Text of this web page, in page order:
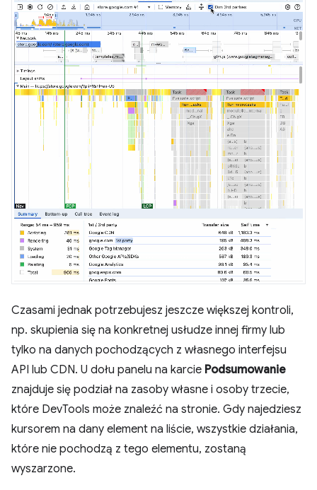
Czasami jednak potrzebujesz jeszcze większej kontroli,
np. skupienia się na konkretnej usłudze innej firmy lub
tylko na danych pochodzących z własnego interfejsu
API lub CDN. U dołu panelu na karcie Podsumowanie
znajduje się podział na zasoby własne i osoby trzecie,
które DevTools może znaleźć na stronie. Gdy najedziesz
kursorem na dany element na liście, wszystkie działania,
które nie pochodzą z tego elementu, zostaną
wyszarzone.